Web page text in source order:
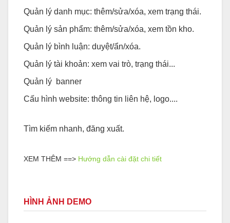
Quản lý danh mục: thêm/sửa/xóa, xem trạng thái.
Quản lý sản phẩm: thêm/sửa/xóa, xem tồn kho.
Quản lý bình luận: duyệt/ẩn/xóa.
Quản lý tài khoản: xem vai trò, trạng thái...
Quản lý banner
Cấu hình website: thông tin liên hệ, logo....
Tìm kiếm nhanh, đăng xuất.
XEM THÊM ==> Hướng dẫn cài đặt chi tiết
HÌNH ẢNH DEMO